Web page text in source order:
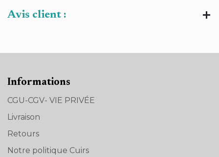
Avis client :
Informations
CGU-CGV- VIE PRIVÉE
Livraison
Retours
Notre politique Cuirs